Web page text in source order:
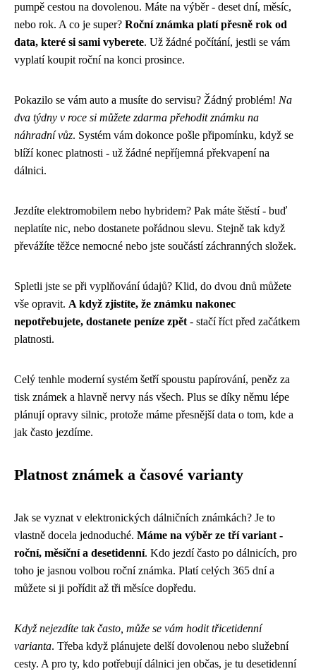
pumpě cestou na dovolenou. Máte na výběr - deset dní, měsíc,
nebo rok. A co je super? Roční známka platí přesně rok od
data, které si sami vyberete. Už žádné počítání, jestli se vám
vyplatí koupit roční na konci prosince.
Pokazilo se vám auto a musíte do servisu? Žádný problém! Na
dva týdny v roce si můžete zdarma přehodit známku na
náhradní vůz. Systém vám dokonce pošle připomínku, když se
blíží konec platnosti - už žádné nepříjemná překvapení na
dálnici.
Jezdíte elektromobilem nebo hybridem? Pak máte štěstí - buď
neplatíte nic, nebo dostanete pořádnou slevu. Stejně tak když
převážíte těžce nemocné nebo jste součástí záchranných složek.
Spletli jste se při vyplňování údajů? Klid, do dvou dnů můžete
vše opravit. A když zjistíte, že známku nakonec
nepotřebujete, dostanete peníze zpět - stačí říct před začátkem
platnosti.
Celý tenhle moderní systém šetří spoustu papírování, peněz za
tisk známek a hlavně nervy nás všech. Plus se díky němu lépe
plánují opravy silnic, protože máme přesnější data o tom, kde a
jak často jezdíme.
Platnost známek a časové varianty
Jak se vyznat v elektronických dálničních známkách? Je to
vlastně docela jednoduché. Máme na výběr ze tří variant -
roční, měsíční a desetidenní. Kdo jezdí často po dálnicích, pro
toho je jasnou volbou roční známka. Platí celých 365 dní a
můžete si ji pořídit až tři měsíce dopředu.
Když nejezdíte tak často, může se vám hodit třicetidenní
varianta. Třeba když plánujete delší dovolenou nebo služební
cesty. A pro ty, kdo potřebují dálnici jen občas, je tu desetidenní